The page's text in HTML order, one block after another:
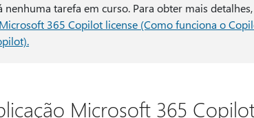
tarefa em curso. Para obter mais detalhes,
365 Copilot license (Como funciona o
Microsoft 365